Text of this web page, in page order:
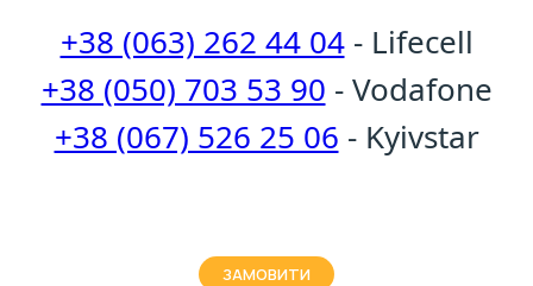
+38 (063) 262 44 04- Lifecell
+38 (050) 703 53 90 - Vodafone
+38 (067) 526 25 06 - Kyivstar
ЗАМОВИТИ